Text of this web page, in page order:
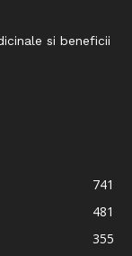
si beneficii
741
481
355